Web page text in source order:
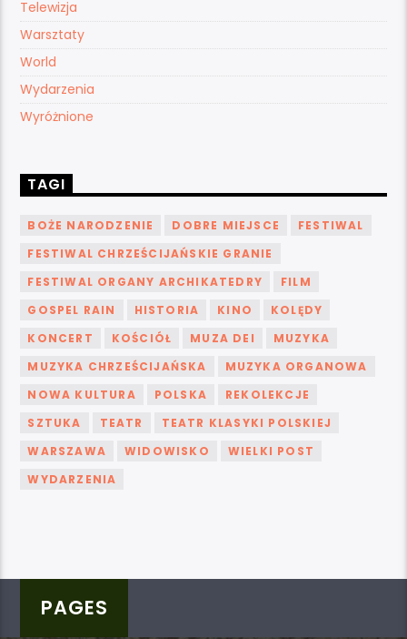
Telewizja
Warsztaty
World
Wydarzenia
Wyróżnione
TAGI
BOŻE NARODZENIE DOBRE MIEJSCE
FESTIWAL
FESTIWAL CHRZEŚCIJAŃSKIE GRANIE
FESTIWAL ORGANY ARCHIKATEDRY
FILM
GOSPEL RAIN
HISTORIA KINO
KOLĘDY
KONCERT
KOŚCIÓŁ MUZA DEI
MUZYKA
MUZYKA CHRZEŚCIJAŃSKA
MUZYKA ORGANOWA
NOWA KULTURA
POLSKA
REKOLEKCJE
SZTUKA
TEATR
TEATR KLASYKI POLSKIEJ
WARSZAWA
WIDOWISKO
WIELKI POST
WYDARZENIA
PAGES